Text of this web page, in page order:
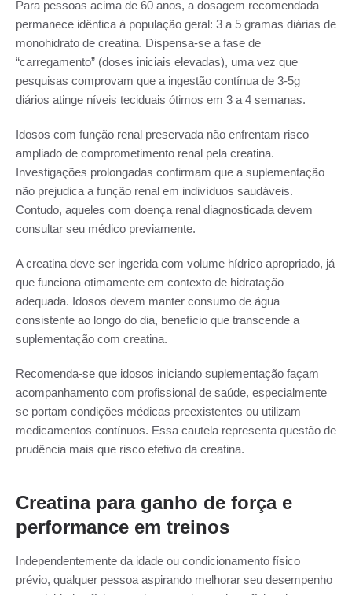
Para pessoas acima de 60 anos, a dosagem recomendada
permanece idêntica à população geral: 3 a 5 gramas diárias de
monohidrato de creatina. Dispensa-se a fase de
“carregamento” (doses iniciais elevadas), uma vez que
pesquisas comprovam que a ingestão contínua de 3-5g
diários atinge níveis teciduais ótimos em 3 a 4 semanas.
Idosos com função renal preservada não enfrentam risco
ampliado de comprometimento renal pela creatina.
Investigações prolongadas confirmam que a suplementação
não prejudica a função renal em indivíduos saudáveis.
Contudo, aqueles com doença renal diagnosticada devem
consultar seu médico previamente.
A creatina deve ser ingerida com volume hídrico apropriado, já
que funciona otimamente em contexto de hidratação
adequada. Idosos devem manter consumo de água
consistente ao longo do dia, benefício que transcende a
suplementação com creatina.
Recomenda-se que idosos iniciando suplementação façam
acompanhamento com profissional de saúde, especialmente
se portam condições médicas preexistentes ou utilizam
medicamentos contínuos. Essa cautela representa questão de
prudência mais que risco efetivo da creatina.
Creatina para ganho de força e
performance em treinos
Independentemente da idade ou condicionamento físico
prévio, qualquer pessoa aspirando melhorar seu desempenho